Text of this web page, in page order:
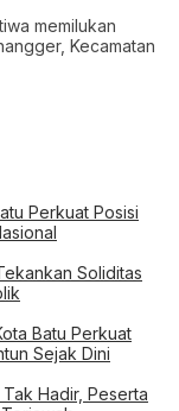
memilukan
Kecamatan
Perkuat Posisi
Soliditas
Batu Perkuat
Sejak Dini
Tak Hadir, Peserta